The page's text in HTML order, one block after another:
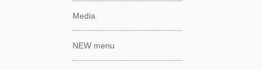
Media
NEW menu